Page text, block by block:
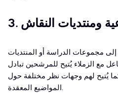
ومنتديات النقاش
مجموعات الدراسة أو المنتديات
مع الزملاء يُتيح للمرشحين تبادل
يُتيح لهم وجهات نظر مختلفة حول
المواضيع المعقدة.